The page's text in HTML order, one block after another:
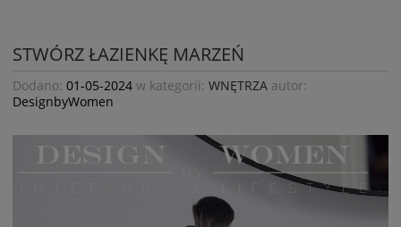
STWÓRZ ŁAZIENKĘ MARZEŃ
Dodano: 01-05-2024 w kategorii: WNĘTRZA autor:
DesignbyWomen